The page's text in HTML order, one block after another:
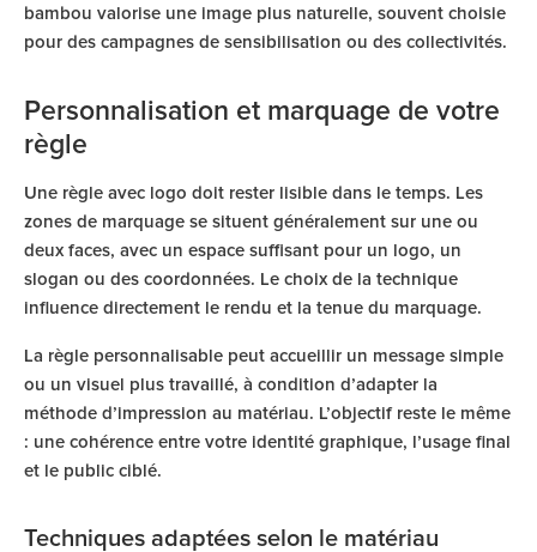
bambou valorise une image plus naturelle, souvent choisie
pour des campagnes de sensibilisation ou des collectivités.
Personnalisation et marquage de votre
règle
Une règle avec logo doit rester lisible dans le temps. Les
zones de marquage se situent généralement sur une ou
deux faces, avec un espace suffisant pour un logo, un
slogan ou des coordonnées. Le choix de la technique
influence directement le rendu et la tenue du marquage.
La règle personnalisable peut accueillir un message simple
ou un visuel plus travaillé, à condition d’adapter la
méthode d’impression au matériau. L’objectif reste le même
: une cohérence entre votre identité graphique, l’usage final
et le public ciblé.
Techniques adaptées selon le matériau